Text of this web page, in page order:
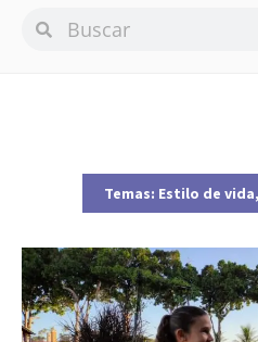
Temas: Estilo de vida,